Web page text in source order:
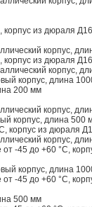
из дюраля
корпус,
из дюраля
корпус,
корпус, длина
200 мм
корпус,
корпус, длина 500
корпус из дюраля
корпус,
-45 до +60 °C,
корпус, длина
-45 до +60 °C,
500 мм